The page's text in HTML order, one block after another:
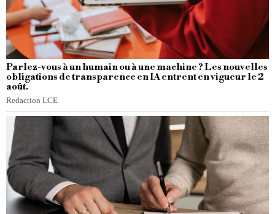
Parlez-vous à un humain ou à une machine ? Les nouvelles
obligations de transparence en IA entrent en vigueur le 2
août.
Redaction LCE